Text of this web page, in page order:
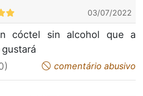
03/07/2022
cóctel sin alcohol que a
not appreciatecomentário abusivo